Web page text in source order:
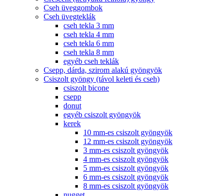
Cseh üveggombok
Cseh üvegteklák
cseh tekla 3 mm
cseh tekla 4 mm
cseh tekla 6 mm
cseh tekla 8 mm
egyéb cseh teklák
Csepp, dárda, szirom alakú gyöngyök
Csiszolt gyöngy (távol keleti és cseh)
csiszolt bicone
csepp
donut
egyéb csiszolt gyöngyök
kerek
10 mm-es csiszolt gyöngyök
12 mm-es csiszolt gyöngyök
3 mm-es csiszolt gyöngyök
4 mm-es csiszolt gyöngyök
5 mm-es csiszolt gyöngyök
6 mm-es csiszolt gyöngyök
8 mm-es csiszolt gyöngyök